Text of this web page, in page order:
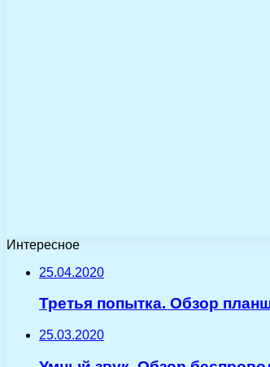
Интересное
25.04.2020
Третья попытка. Обзор
25.03.2020